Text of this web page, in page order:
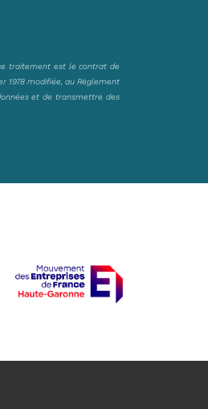
traitement est le contrat de
1978 modifiée, au Règlement
et de transmettre des